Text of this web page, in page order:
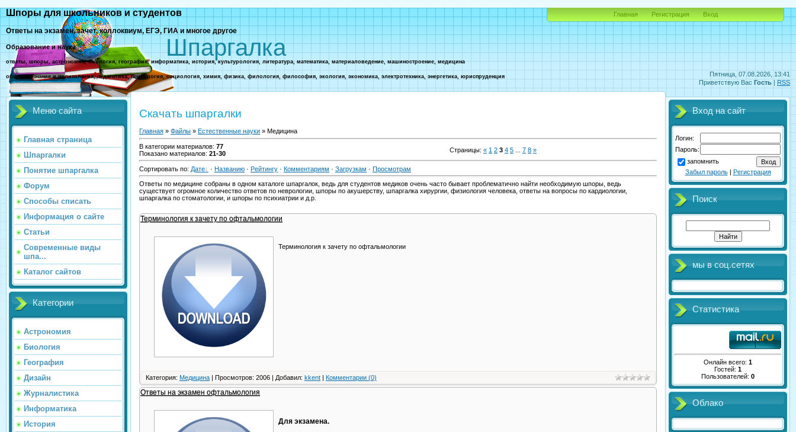
Пятница, 07.08.2026, 13:41
Приветствую Вас Гость RSS
Шпаргалка
Шпоры для школьников и студентов
Ответы на экзамен, зачет, коллоквиум, ЕГЭ, ГИА и многое другое
Образование и наука
ответы, шпоры, астрономия, биология, география, информатика, история, культурология, литература, математика, материаловедение, машиностроение, медицина
обществознание и политология, педагогика, психология, социология, химия, физика, филология, философия, экология, экономика, электротехника, энергетика, юриспруденция
Главная Регистрация Вход
Меню сайта
Главная страница
Шпаргалки
Понятие шпаргалка
Форум
Способы списать
Информация о сайте
Статьи
Современные виды
шпа...
Каталог сайтов
Категории
Астрономия
Биология
География
Дизайн
Журналистика
Информатика
История
Скачать шпаргалки
Главная » Файлы » Естественные науки » Медицина
В категории материалов: 77
Показано материалов: 21-30 Страницы: « 1 2 3 4 5 7 8 »
Сортировать по: Дате · Названию · Рейтингу · Комментариям · Загрузкам · Просмотрам
Ответы по медицине собраны в одном каталоге шпаргалок, ведь для студентов медиков очень часто бывает проблематично найти необходимую шпоры, ведь
существует огромное количество ответов по неврологии, шпоры по акушерству, шпаргалка хирургии, физиология человека, ответы на вопросы по кардиологии,
шпаргалка по стоматологии, и шпоры по психиатрии и д.р.
Терминология к зачету по офтальмологии
Терминология к зачету по офтальмологии
Категория: Медицина | Просмотров: 2006 | Добавил: kkent Комментарии (0)
Ответы на экзамен офтальмология
Для экзамена.
Вход на сайт
Логин:
Пароль:
запомнить
Забыл пароль| Регистрация
Поиск
мы в соц.сетях
Статистика
Онлайн всего: 1
Гостей: 1
Пользователей: 0
Облако